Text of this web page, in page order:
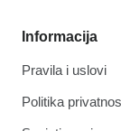
Informacija
Pravila i uslovi
Politika